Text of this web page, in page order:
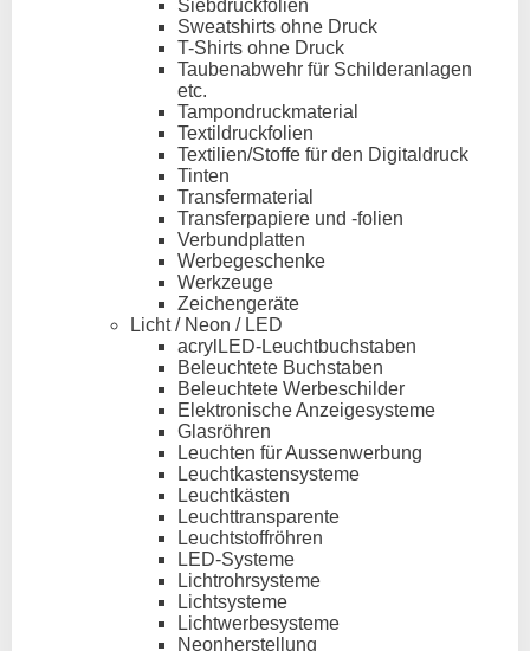
Siebdruckfolien
Sweatshirts ohne Druck
T-Shirts ohne Druck
Taubenabwehr für Schilderanlagen
etc.
Tampondruckmaterial
Textildruckfolien
Textilien/Stoffe für den Digitaldruck
Tinten
Transfermaterial
Transferpapiere und -folien
Verbundplatten
Werbegeschenke
Werkzeuge
Zeichengeräte
Licht / Neon / LED
acrylLED-Leuchtbuchstaben
Beleuchtete Buchstaben
Beleuchtete Werbeschilder
Elektronische Anzeigesysteme
Glasröhren
Leuchten für Aussenwerbung
Leuchtkastensysteme
Leuchtkästen
Leuchttransparente
Leuchtstoffröhren
LED-Systeme
Lichtrohrsysteme
Lichtsysteme
Lichtwerbesysteme
Neonherstellung